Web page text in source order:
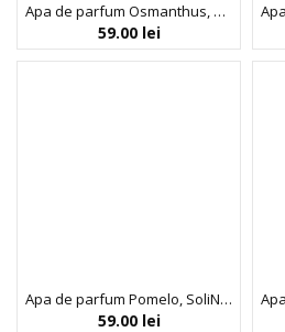
Apa de parfum Osmanthus, SoliNotes, 15 ml
59.00 lei
Apa de parfum Pomelo, SoliNotes, 15 ml
59.00 lei